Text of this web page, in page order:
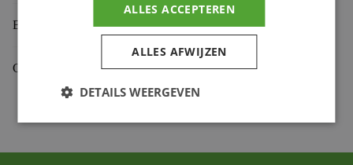
Beoordelingen (0)
Gekoppelde Motoren
ALLES ACCEPTEREN
ALLES AFWIJZEN
DETAILS WEERGEVEN